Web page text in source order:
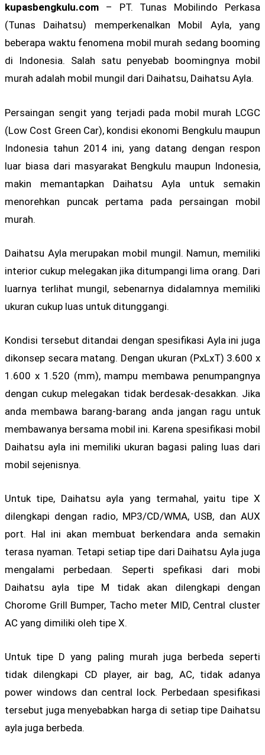
kupasbengkulu.com – PT. Tunas Mobilindo Perkasa
(Tunas Daihatsu) memperkenalkan Mobil Ayla, yang
beberapa waktu fenomena mobil murah sedang booming
di Indonesia. Salah satu penyebab boomingnya mobil
murah adalah mobil mungil dari Daihatsu, Daihatsu Ayla.
Persaingan sengit yang terjadi pada mobil murah LCGC
(Low Cost Green Car), kondisi ekonomi Bengkulu maupun
Indonesia tahun 2014 ini, yang datang dengan respon
luar biasa dari masyarakat Bengkulu maupun Indonesia,
makin memantapkan Daihatsu Ayla untuk semakin
menorehkan puncak pertama pada persaingan mobil
murah.
Daihatsu Ayla merupakan mobil mungil. Namun, memiliki
interior cukup melegakan jika ditumpangi lima orang. Dari
luarnya terlihat mungil, sebenarnya didalamnya memiliki
ukuran cukup luas untuk ditunggangi.
Kondisi tersebut ditandai dengan spesifikasi Ayla ini juga
dikonsep secara matang. Dengan ukuran (PxLxT) 3.600 x
1.600 x 1.520 (mm), mampu membawa penumpangnya
dengan cukup melegakan tidak berdesak-desakkan. Jika
anda membawa barang-barang anda jangan ragu untuk
membawanya bersama mobil ini. Karena spesifikasi mobil
Daihatsu ayla ini memiliki ukuran bagasi paling luas dari
mobil sejenisnya.
Untuk tipe, Daihatsu ayla yang termahal, yaitu tipe X
dilengkapi dengan radio, MP3/CD/WMA, USB, dan AUX
port. Hal ini akan membuat berkendara anda semakin
terasa nyaman. Tetapi setiap tipe dari Daihatsu Ayla juga
mengalami perbedaan. Seperti spefikasi dari mobi
Daihatsu ayla tipe M tidak akan dilengkapi dengan
Chorome Grill Bumper, Tacho meter MID, Central cluster
AC yang dimiliki oleh tipe X.
Untuk tipe D yang paling murah juga berbeda seperti
tidak dilengkapi CD player, air bag, AC, tidak adanya
power windows dan central lock. Perbedaan spesifikasi
tersebut juga menyebabkan harga di setiap tipe Daihatsu
ayla juga berbeda.